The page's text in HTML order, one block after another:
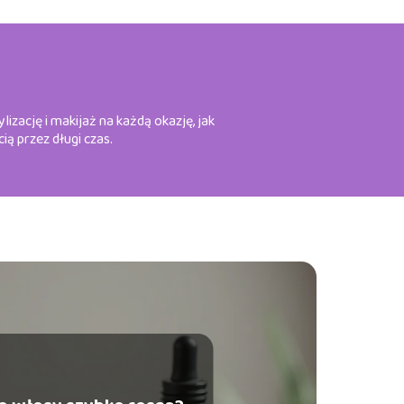
i makijaż na każdą okazję, jak
przez długi czas.